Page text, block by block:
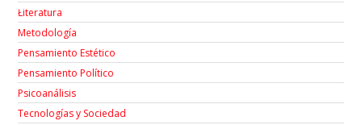
Łiteratura
Metodología
Pensamiento Estético
Pensamiento Político
Psicoanálisis
Tecnologías y Sociedad